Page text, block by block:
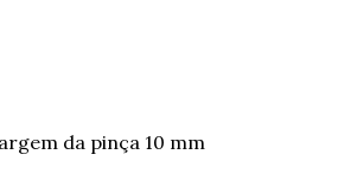
da pinça 10 mm